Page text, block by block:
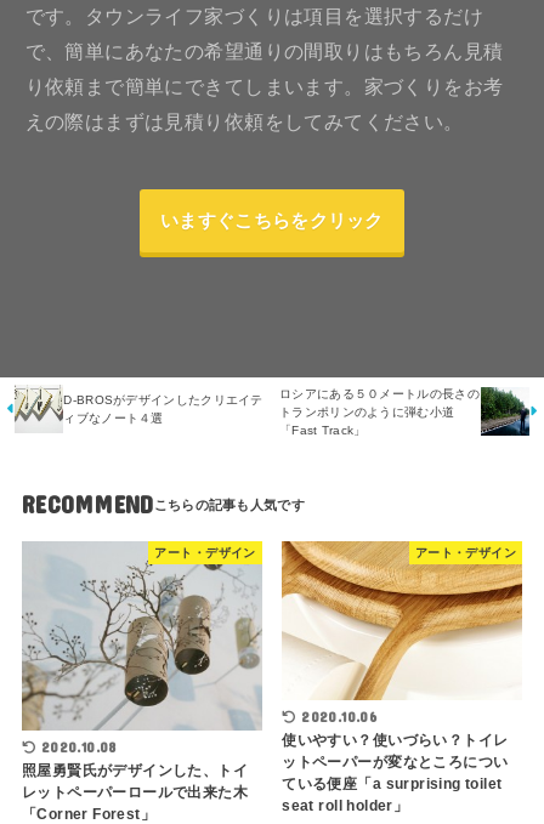
です。タウンライフ家づくりは項目を選択するだけ
で、簡単にあなたの希望通りの間取りはもちろん見積
り依頼まで簡単にできてしまいます。家づくりをお考
えの際はまずは見積り依頼をしてみてください。
いますぐこちらをクリック
D-BROSがデザインしたクリエイテ
ィブなノート４選
ロシアにある５０メートルの長さの
トランポリンのように弾む小道
「Fast Track」
RECOMMEND
アート・デザイン
2020.10.08
照屋勇賢氏がデザインした、トイ
レットペーパーロールで出来た木
「Corner Forest」
アート・デザイン
2020.10.06
使いやすい？使いづらい？トイレ
ットペーパーが変なところについ
ている便座「a surprising toilet
seat roll holder」